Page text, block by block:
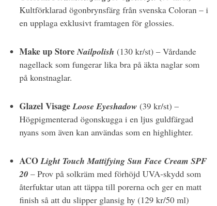
Kultförklarad ögonbrynsfärg från svenska Coloran – i
en upplaga exklusivt framtagen för glossies.
Make up StoreNailpolish (130 kr/st) – Vårdande
nagellack som fungerar lika bra på äkta naglar som
på konstnaglar.
Glazel VisageLoose Eyeshadow (39 kr/st) –
Högpigmenterad ögonskugga i en ljus guldfärgad
nyans som även kan användas som en highlighter.
ACOLight Touch Mattifying Sun Face Cream SPF
20 – Prov på solkräm med förhöjd UVA-skydd som
återfuktar utan att täppa till porerna och ger en matt
finish så att du slipper glansig hy (129 kr/50 ml)